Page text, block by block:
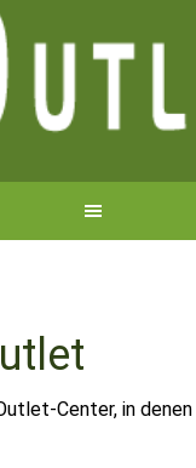
Center, in denen